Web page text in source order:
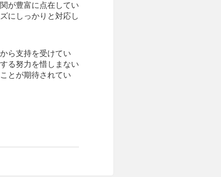
が豊富に点在してい
にしっかりと対応し
ら支持を受けてい
る努力を惜しまない
とが期待されてい